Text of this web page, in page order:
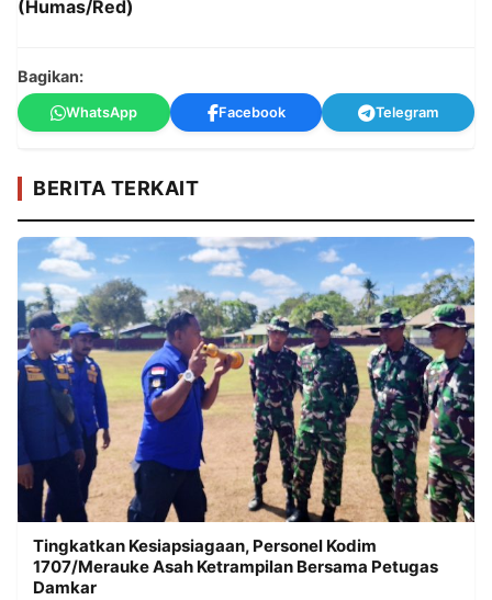
(Humas/Red)
Bagikan:
WhatsApp Facebook Telegram
BERITA TERKAIT
Tingkatkan Kesiapsiagaan, Personel Kodim
1707/Merauke Asah Ketrampilan Bersama Petugas
Damkar